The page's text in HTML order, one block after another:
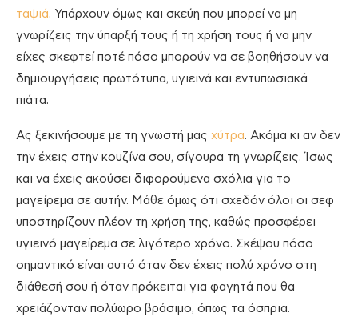
ταψιά. Υπάρχουν όμως και σκεύη που μπορεί να μη
γνωρίζεις την ύπαρξή τους ή τη χρήση τους ή να μην
είχες σκεφτεί ποτέ πόσο μπορούν να σε βοηθήσουν να
δημιουργήσεις πρωτότυπα, υγιεινά και εντυπωσιακά
πιάτα.
Ας ξεκινήσουμε με τη γνωστή μας χύτρα. Ακόμα κι αν δεν
την έχεις στην κουζίνα σου, σίγουρα τη γνωρίζεις. Ίσως
και να έχεις ακούσει διφορούμενα σχόλια για το
μαγείρεμα σε αυτήν. Μάθε όμως ότι σχεδόν όλοι οι σεφ
υποστηρίζουν πλέον τη χρήση της, καθώς προσφέρει
υγιεινό μαγείρεμα σε λιγότερο χρόνο. Σκέψου πόσο
σημαντικό είναι αυτό όταν δεν έχεις πολύ χρόνο στη
διάθεσή σου ή όταν πρόκειται για φαγητά που θα
χρειάζονταν πολύωρο βράσιμο, όπως τα όσπρια.